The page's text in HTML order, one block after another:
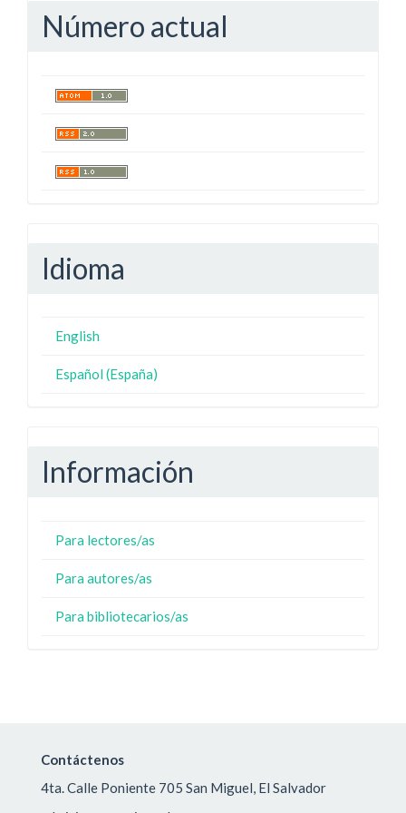
Número actual
Idioma
English
Español (España)
Información
Para lectores/as
Para autores/as
Para bibliotecarios/as
Contáctenos
4ta. Calle Poniente 705 San Miguel, El Salvador